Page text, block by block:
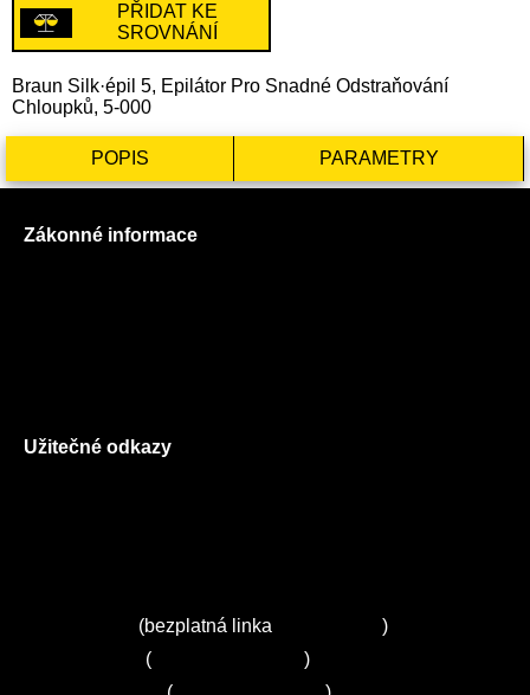
PŘIDAT KE
SROVNÁNÍ
Braun Silk·épil 5, Epilátor Pro Snadné Odstraňování
Chloupků, 5-000
POPIS PARAMETRY
Zákonné informace
Užitečné odkazy
(bezplatná linka
)
(
)